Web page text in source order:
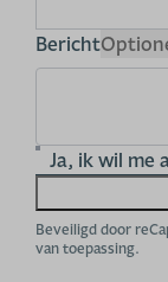
Bericht
Ja, ik wil me
Beveiligd door
van toepassing.